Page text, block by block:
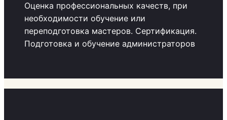
Оценка профессиональных качеств, при
необходимости обучение или
переподготовка мастеров. Сертификация.
Подготовка и обучение администраторов